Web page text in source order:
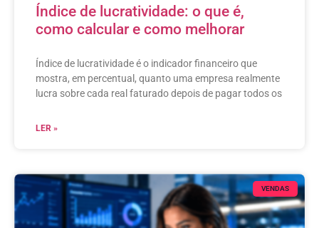
Índice de lucratividade: o que é,
como calcular e como melhorar
Índice de lucratividade é o indicador financeiro que
mostra, em percentual, quanto uma empresa realmente
lucra sobre cada real faturado depois de pagar todos os
LER »
VENDAS